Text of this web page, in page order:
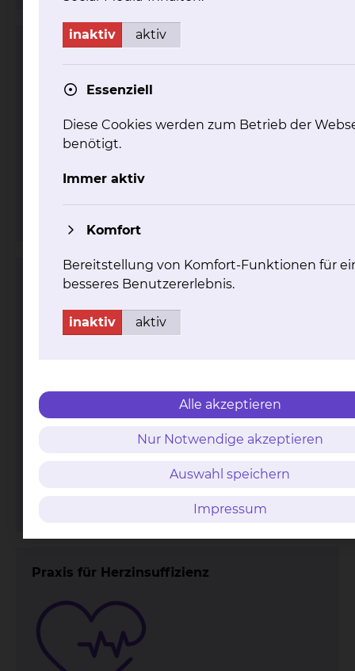
Herzzentrum
Fichtengrund 1, 38126 Braunschweig
Schrittmacherambulanz
Fichtengrund 1, 38126 Braunschweig
Praxis für Herzinsuffizienz
inaktiv aktiv
Essenziell
Diese Cookies werden zum Betrieb der
benötigt.
Immer aktiv
Komfort
Bereitstellung von Komfort-Funktionen für
besseres Benutzererlebnis.
inaktiv aktiv
Alle akzeptieren
Nur Notwendige akzeptieren
Auswahl speichern
Impressum